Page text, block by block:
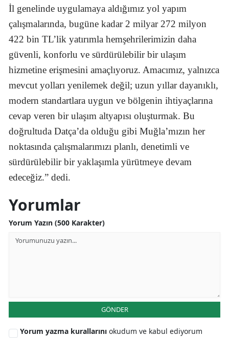
İl genelinde uygulamaya aldığımız yol yapım
çalışmalarında, bugüne kadar 2 milyar 272 milyon
422 bin TL’lik yatırımla hemşehrilerimizin daha
güvenli, konforlu ve sürdürülebilir bir ulaşım
hizmetine erişmesini amaçlıyoruz. Amacımız, yalnızca
mevcut yolları yenilemek değil; uzun yıllar dayanıklı,
modern standartlara uygun ve bölgenin ihtiyaçlarına
cevap veren bir ulaşım altyapısı oluşturmak. Bu
doğrultuda Datça’da olduğu gibi Muğla’mızın her
noktasında çalışmalarımızı planlı, denetimli ve
sürdürülebilir bir yaklaşımla yürütmeye devam
edeceğiz.” dedi.
Yorumlar
Yorum Yazın (500 Karakter)
GÖNDER
Yorum yazma kurallarını okudum ve kabul ediyorum